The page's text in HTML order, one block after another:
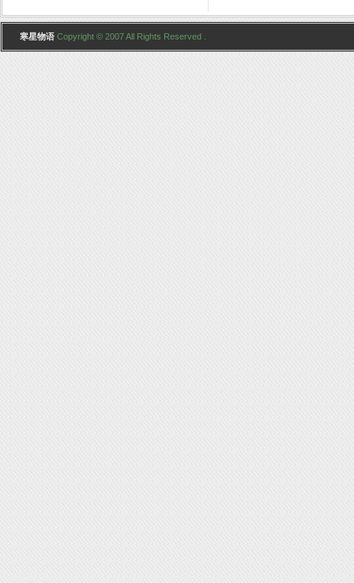
寒星物语 Copyright © 2007 All Rights Reserved .